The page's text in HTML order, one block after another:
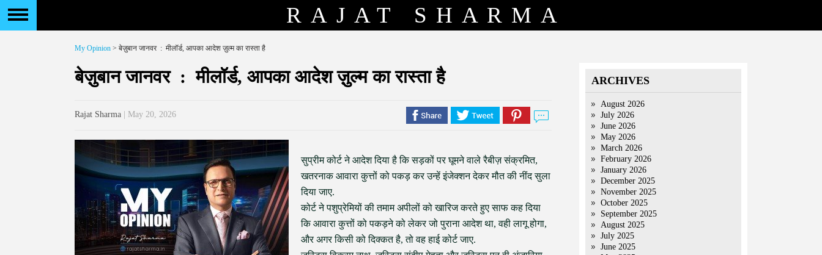
RAJAT SHARMA
My Opinion > बेज़ुबान जानवर : मीलॉर्ड, आपका आदेश ज़ुल्म का रास्ता है
बेज़ुबान जानवर : मीलॉर्ड, आपका आदेश ज़ुल्म का रास्ता है
Rajat Sharma | May 20, 2026
सुप्रीम कोर्ट ने आदेश दिया है कि सड़कों पर घूमने वाले रैबीज़ संक्रमित,
खतरनाक आवारा कुत्तों को पकड़ कर उन्हें इंजेक्शन देकर मौत की नींद सुला
दिया जाए.
कोर्ट ने पशुप्रेमियों की तमाम अपीलों को खारिज करते हुए साफ कह दिया
कि आवारा कुत्तों को पकड़ने को लेकर जो पुराना आदेश था, वही लागू होगा,
और अगर किसी को दिक्कत है, तो वह हाई कोर्ट जाए.
ARCHIVES
August 2026
July 2026
June 2026
May 2026
March 2026
February 2026
January 2026
December 2025
November 2025
October 2025
September 2025
August 2025
July 2025
June 2025